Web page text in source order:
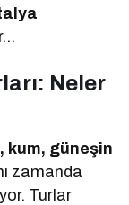
Neler
kum, güneşin
zamanda
Turlar